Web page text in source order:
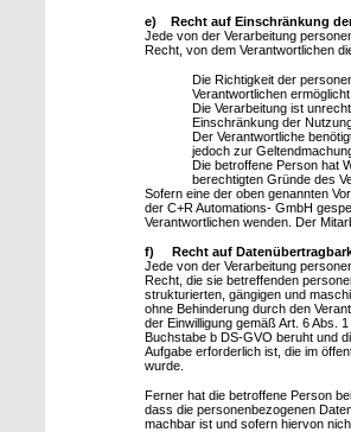
e) Recht auf Einschränkung
Jede von der Verarbeitung
Recht, von dem Verantwortlichen
Die Richtigkeit der
Verantwortlichen
Die Verarbeitung ist
Einschränkung der
Der Verantwortliche
jedoch zur
Die betroffene Person hat
berechtigten Gründe des
Sofern eine der oben genannten
der C+R Automations- GmbH
Verantwortlichen wenden. Der
f) Recht auf
Jede von der Verarbeitung
Recht, die sie betreffenden
strukturierten, gängigen und
ohne Behinderung durch den
der Einwilligung gemäß Art. 6 Abs.
Buchstabe b DS-GVO beruht und
Aufgabe erforderlich ist, die im
wurde.
Ferner hat die betroffene Person
dass die personenbezogenen
machbar ist und sofern hiervon